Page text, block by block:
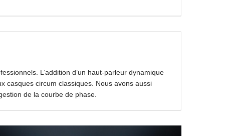
L’addition d’un haut-parleur dynamique
casques circum classiques. Nous avons aussi
de la courbe de phase.